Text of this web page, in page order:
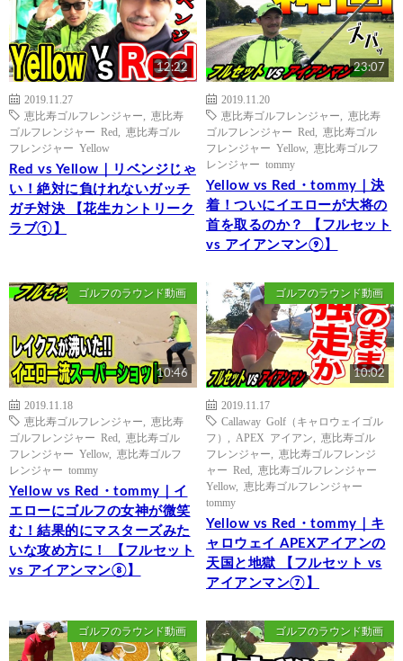
12:22
2019.11.27
恵比寿ゴルフレンジャー
恵比寿
ゴルフレンジャー Red
恵比寿ゴル
フレンジャー Yellow
Red vs Yellow｜リベンジじゃ
い！絶対に負けれないガッチ
ガチ対決 【花生カントリーク
ラブ①】
23:07
2019.11.20
恵比寿ゴルフレンジャー
恵比寿
ゴルフレンジャー Red
恵比寿ゴル
フレンジャー Yellow, 恵比寿ゴルフ
レンジャー tommy
Yellow vs Red・tommy｜決
着！ついにイエローが大将の
首を取るのか？ 【フルセット
vs アイアンマン⑨】
ゴルフのラウンド動画
10:46
2019.11.18
恵比寿ゴルフレンジャー
恵比寿
ゴルフレンジャー Red
恵比寿ゴル
フレンジャー Yellow, 恵比寿ゴルフ
レンジャー tommy
Yellow vs Red・tommy｜イ
エローにゴルフの女神が微笑
む！結果的にマスターズみた
いな攻め方に！ 【フルセット
vs アイアンマン⑧】
ゴルフのラウンド動画
10:02
2019.11.17
Callaway Golf（キャロウェイゴル
フ）
APEX アイアン
恵比寿ゴル
フレンジャー
恵比寿ゴルフレンジ
ャー Red
恵比寿ゴルフレンジャー
Yellow, 恵比寿ゴルフレンジャー
tommy
Yellow vs Red・tommy｜キ
ャロウェイ APEXアイアンの
天国と地獄 【フルセット vs
アイアンマン⑦】
ゴルフのラウンド動画 ゴルフのラウンド動画